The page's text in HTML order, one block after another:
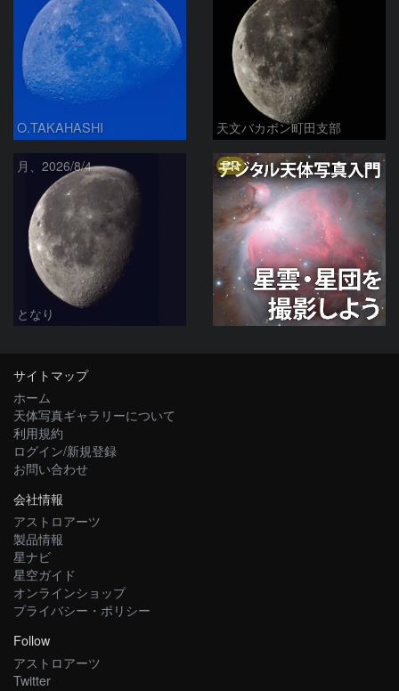
O.TAKAHASHI 天文バカボン町田支部
月、2026/8/4
となり
PR
サイトマップ
ホーム
天体写真ギャラリーについて
利用規約
ログイン/新規登録
お問い合わせ
会社情報
アストロアーツ
製品情報
星ナビ
星空ガイド
オンラインショップ
プライバシー・ポリシー
Follow
アストロアーツ
Twitter